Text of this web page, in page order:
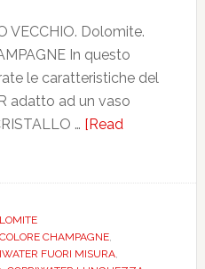
VECCHIO. Dolomite.
In questo
le caratteristiche del
adatto ad un vaso
… [Read
CHAMPAGNE,
FUORI MISURA,